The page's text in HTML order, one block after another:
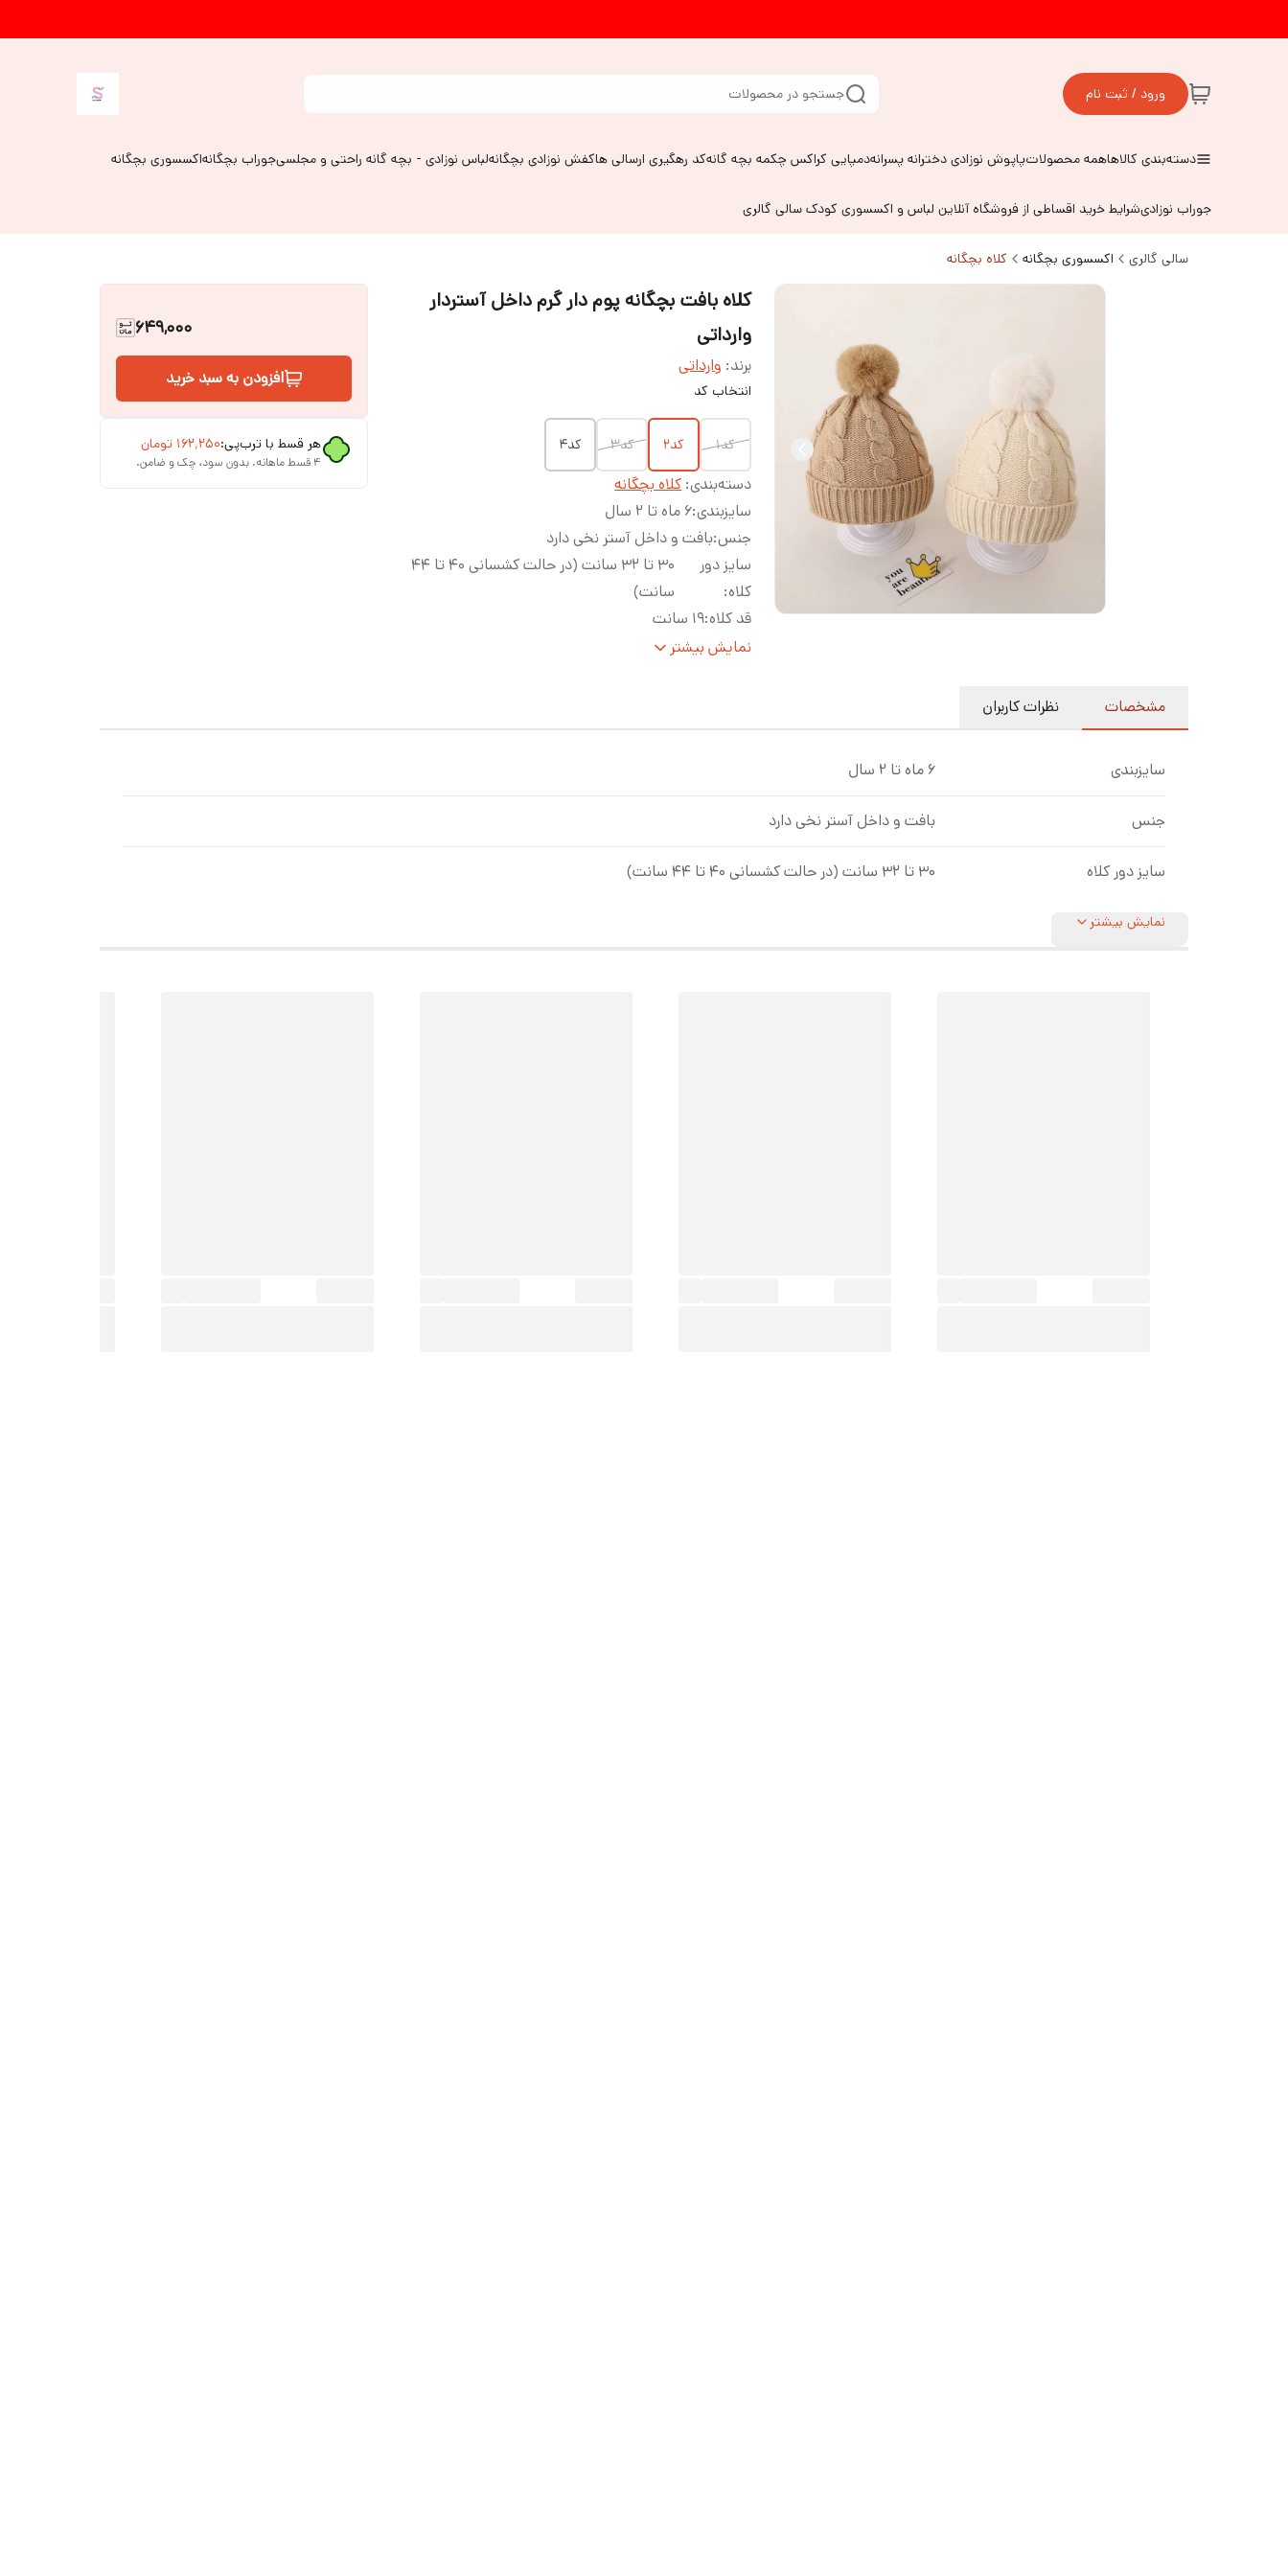
ورود / ثبت نام جستجو در محصولات
دسته‌بندی کالاهاهمه محصولاتپاپوش نوزادی دخترانه پسرانهدمپایی کراکس چکمه بچه گانهکد رهگیری ارسالی هاکفش نوزادی بچگانهلباس نوزادی - بچه گانه راحتی و مجلسیجوراب بچگانهاکسسوری بچگانه
جوراب نوزادیشرایط خرید اقساطی از فروشگاه آنلاین لباس و اکسسوری کودک سالی گالری
سالی گالری اکسسوری بچگانه کلاه بچگانه
کلاه بافت بچگانه پوم دار گرم داخل آستردار
وارداتی
برند: وارداتی
انتخاب کد
کد۱ کد۲ کد۳ کد۴
دسته‌بندی:کلاه بچگانه
سایزبندی:۶ ماه تا ۲ سال
جنس:بافت و داخل آستر نخی دارد
سایز دور
کلاه:
۳۰ تا ۳۲ سانت (در حالت کشسانی ۴۰ تا ۴۴
سانت)
قد کلاه:۱۹ سانت
جنس داخل کلاه: نمایش بیشتر
649,000
افزودن به سبد خرید
هر قسط با ترب‌پی:۱۶۲٬۲۵۰ تومان
۴ قسط ماهانه. بدون سود، چک و ضامن.
مشخصات نظرات کاربران
سایزبندی ۶ ماه تا ۲ سال
جنس بافت و داخل آستر نخی دارد
سایز دور کلاه ۳۰ تا ۳۲ سانت (در حالت کشسانی ۴۰ تا ۴۴ سانت)
نمایش بیشتر